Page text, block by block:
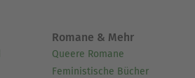
Romane & Mehr
Queere Romane
Feministische Bücher